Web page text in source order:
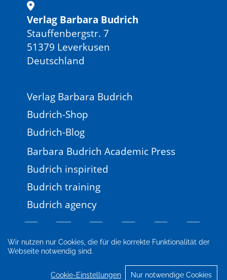
Wir nutzen nur Cookies, die für die korrekte Funktionalität der
Webseite notwendig sind.
Cookie-Einstellungen Nur notwendige Cookies
Verlag Barbara Budrich
Stauffenbergstr. 7
51379 Leverkusen
Deutschland
Verlag Barbara Budrich
Budrich-Shop
Budrich-Blog
Barbara Budrich Academic Press
Budrich inspirited
Budrich training
Budrich agency
Impressum
Datenschutz
Cookie-Einstellungen